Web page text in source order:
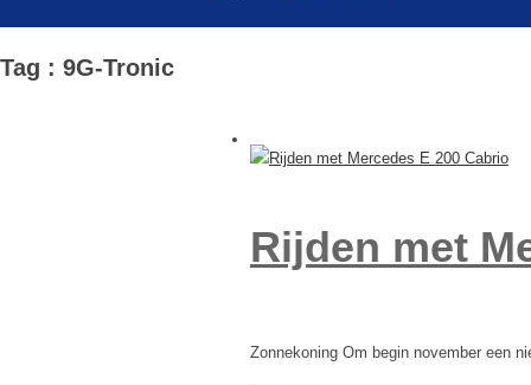
Tag : 9G-Tronic
Rijden met
Zonnekoning Om begin november een